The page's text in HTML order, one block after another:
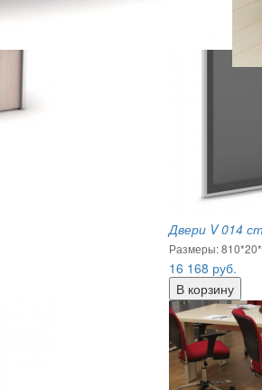
Двери V 014
Размеры:
16 168 руб.